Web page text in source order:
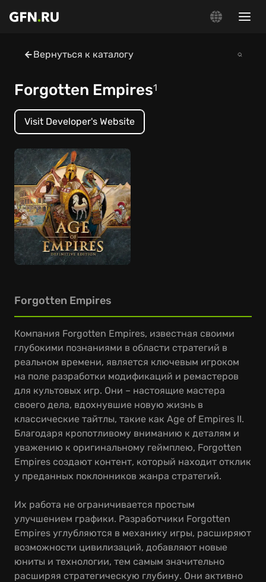
Вернуться к каталогу
Forgotten Empires1
Visit Developer's Website
Forgotten Empires
Компания Forgotten Empires, известная своими
глубокими познаниями в области стратегий в
реальном времени, является ключевым игроком
на поле разработки модификаций и ремастеров
для культовых игр. Они – настоящие мастера
своего дела, вдохнувшие новую жизнь в
классические тайтлы, такие как Age of Empires II.
Благодаря кропотливому вниманию к деталям и
уважению к оригинальному геймплею, Forgotten
Empires создают контент, который находит отклик
у преданных поклонников жанра стратегий.
Их работа не ограничивается простым
улучшением графики. Разработчики Forgotten
Empires углубляются в механику игры, расширяют
возможности цивилизаций, добавляют новые
юниты и технологии, тем самым значительно
расширяя стратегическую глубину. Они активно